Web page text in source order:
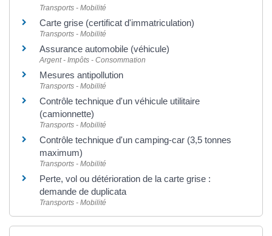
Transports - Mobilité
Carte grise (certificat d'immatriculation)
Transports - Mobilité
Assurance automobile (véhicule)
Argent - Impôts - Consommation
Mesures antipollution
Transports - Mobilité
Contrôle technique d'un véhicule utilitaire
(camionnette)
Transports - Mobilité
Contrôle technique d'un camping-car (3,5 tonnes
maximum)
Transports - Mobilité
Perte, vol ou détérioration de la carte grise :
demande de duplicata
Transports - Mobilité